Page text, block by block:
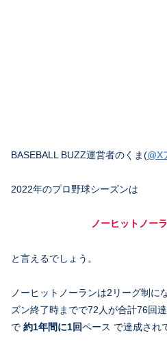
BASEBALL BUZZ運営者のくま(@X
2022年のプロ野球シーズンは
ノーヒットノー
と言えるでしょう。
ノーヒットノーランは2リーグ制に
ズン終了時までで72人が合計76回
で 約1年間に1回ペース で達成され